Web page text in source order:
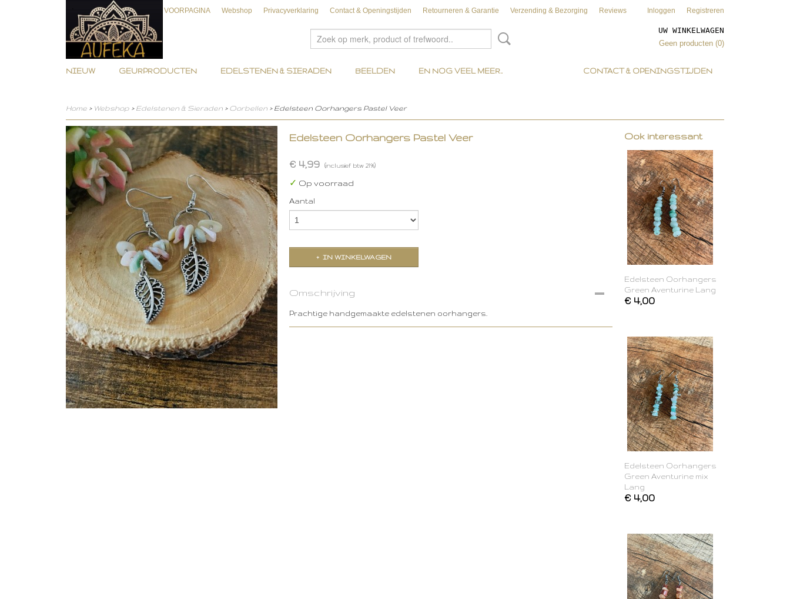
VOORPAGINA Webshop Privacyverklaring Contact & Openingstijden Retourneren & Garantie Verzending & Bezorging Reviews Inloggen Registreren
UW WINKELWAGEN
Geen producten (0)
CONTACT & OPENINGSTIJDEN
NIEUW GEURPRODUCTEN EDELSTENEN & SIERADEN BEELDEN EN NOG VEEL MEER..
Home > Webshop > Edelstenen & Sieraden > Oorbellen > Edelsteen Oorhangers Pastel Veer
Edelsteen Oorhangers Pastel Veer
€ 4,99 (inclusief btw 21%)
✓ Op voorraad
Aantal
IN WINKELWAGEN
Omschrijving
Prachtige handgemaakte edelstenen oorhangers.
Ook interessant
Edelsteen Oorhangers
Green Aventurine Lang
€ 4,00
Edelsteen Oorhangers
Green Aventurine mix
Lang
€ 4,00